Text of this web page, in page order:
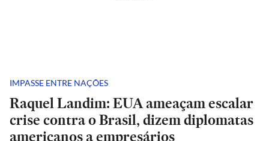
IMPASSE ENTRE NAÇÕES
Raquel Landim: EUA ameaçam escalar
crise contra o Brasil, dizem diplomatas
americanos a empresários